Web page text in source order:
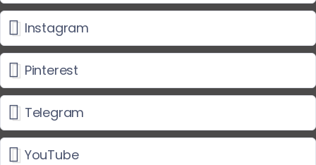
Instagram
Pinterest
Telegram
YouTube